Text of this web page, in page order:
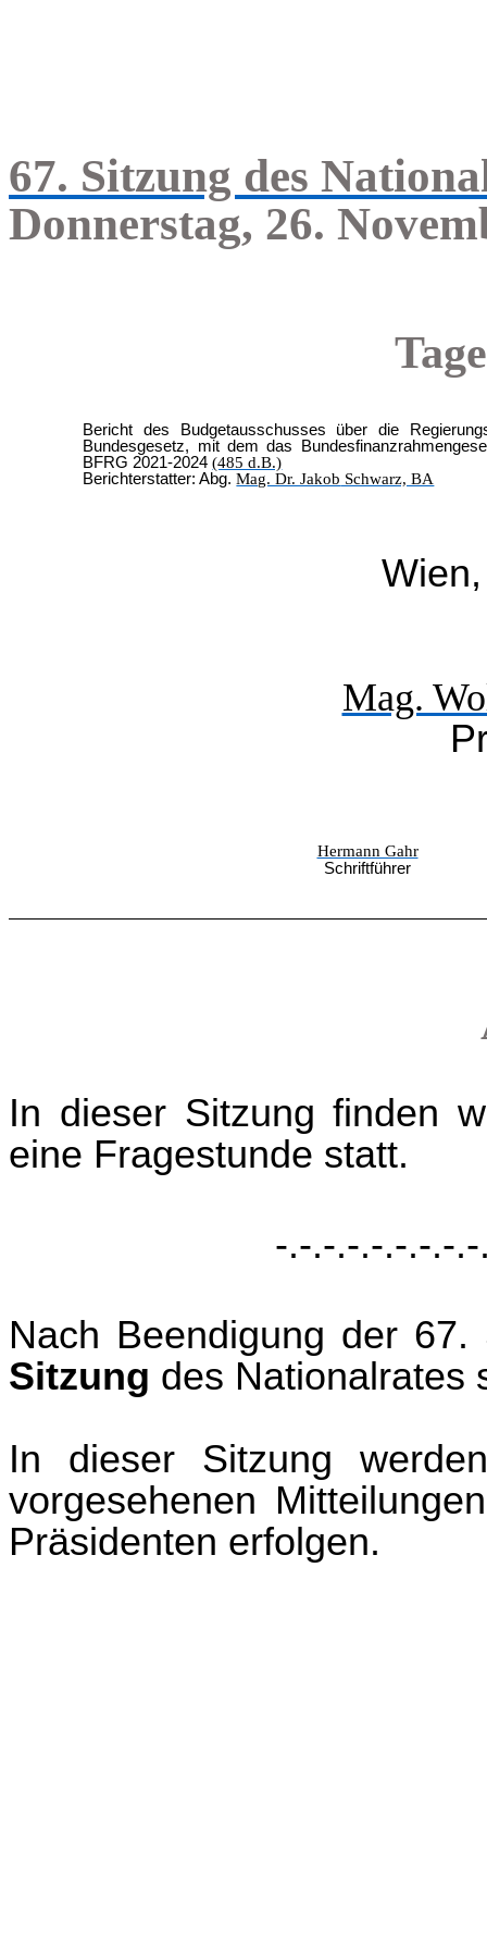
67. Sitzung des
Donnerstag, 26.
Bericht des Budgetausschusses über die
Bundesgesetz, mit dem das
BFRG 2021-2024(485 d.B.)
Berichterstatter: Abg.Mag. Dr. Jakob Schwarz, BA
Mag.
Hermann Gahr
Schriftführer
In dieser Sitzung finden
eine Fragestunde statt.
-.-.-.-.-.-.-.-
Nach Beendigung der
Sitzung des Nationalrates
In dieser Sitzung
vorgesehenen
Präsidenten erfolgen.